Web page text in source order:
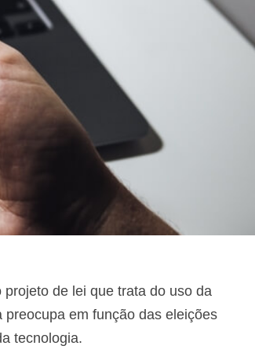
de lei que trata do uso da
em função das eleições
tecnologia.